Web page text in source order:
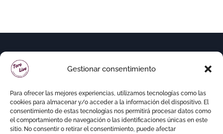
Gestionar consentimiento
Para ofrecer las mejores experiencias, utilizamos tecnologías como las
cookies para almacenar y/o acceder a la información del dispositivo. El
consentimiento de estas tecnologías nos permitirá procesar datos como
el comportamiento de navegación o las identificaciones únicas en este
sitio. No consentir o retirar el consentimiento, puede afectar